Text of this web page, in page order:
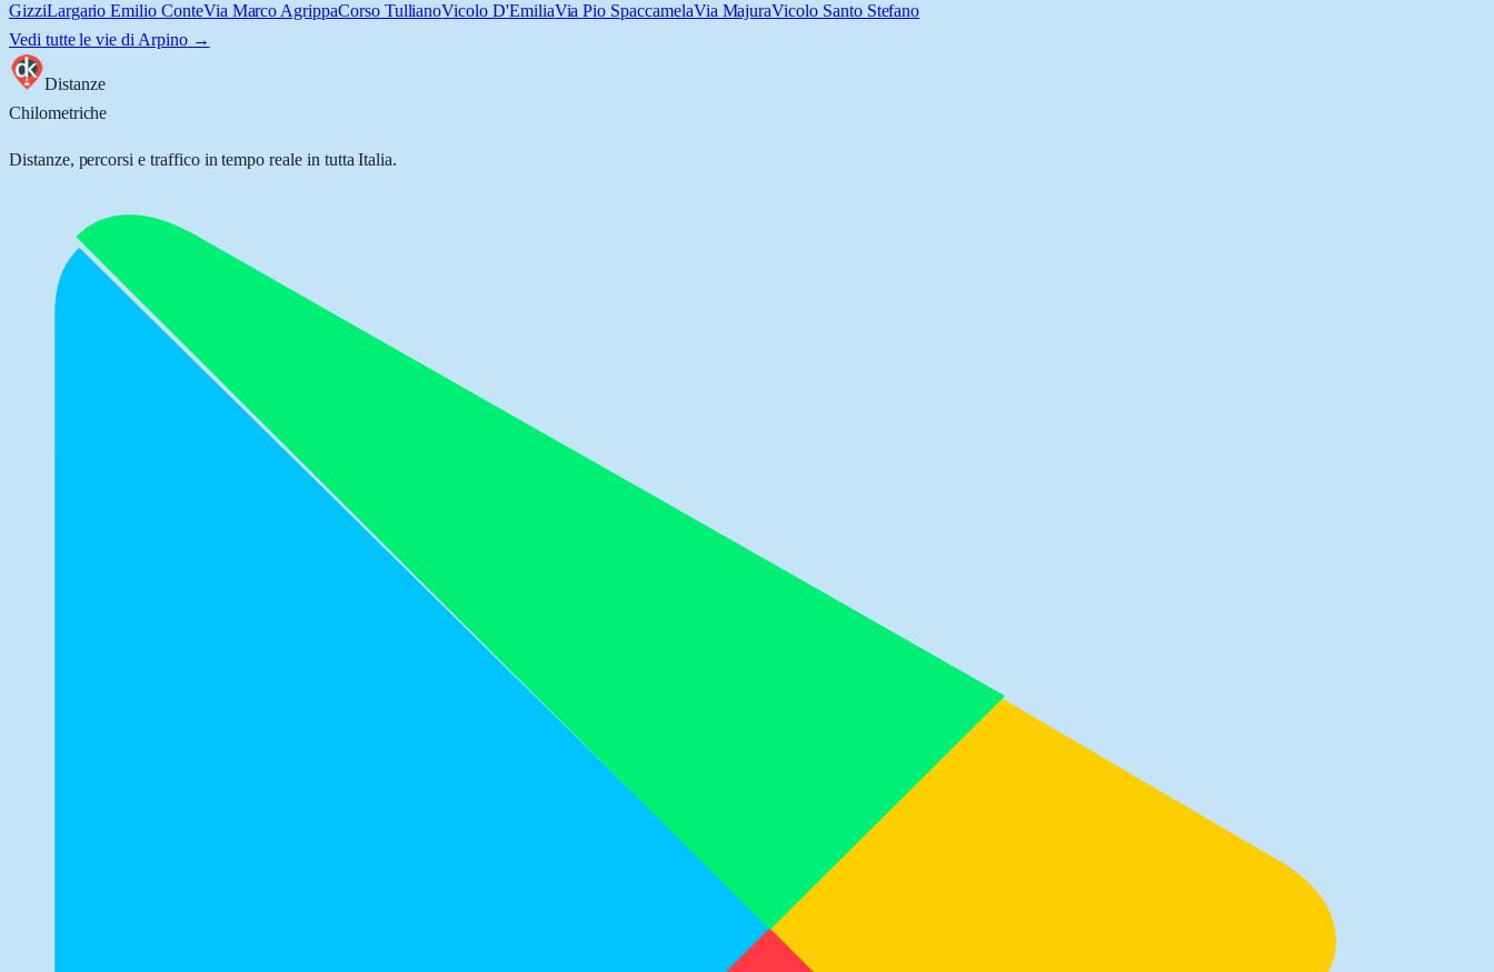
GizziLargario Emilio ConteVia Marco AgrippaCorso TullianoVicolo D'EmiliaVia Pio SpaccamelaVia MajuraVicolo Santo Stefano
Vedi tutte le vie di Arpino→
Distanze
Chilometriche
Distanze, percorsi e traffico in tempo reale in tutta Italia.